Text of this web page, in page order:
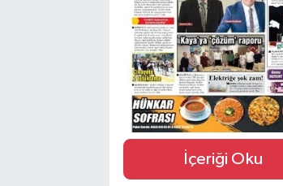
İçeriği Oku
Gizlilik İlkeleri - Privacy Policy